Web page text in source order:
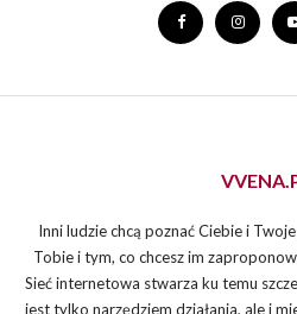
Inni ludzie chcą poznać Ciebie i
Tobie i tym, co chcesz im
Sieć internetowa stwarza ku temu
jest tylko narzędziem działania, ale i